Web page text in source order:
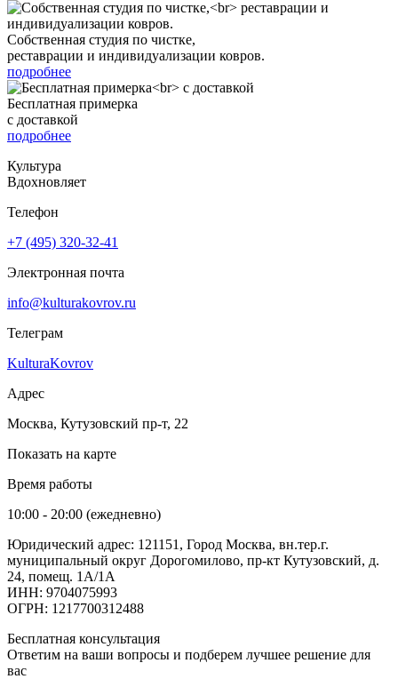
Собственная студия по чистке,
реставрации и индивидуализации ковров.
подробнее
Бесплатная примерка
с доставкой
подробнее
Культура
Вдохновляет
Телефон
+7 (495) 320-32-41
Электронная почта
info@kulturakovrov.ru
Телеграм
KulturaKovrov
Адрес
Москва, Кутузовский пр-т, 22
Показать на карте
Время работы
10:00 - 20:00 (ежедневно)
Юридический адрес: 121151, Город Москва, вн.тер.г.
муниципальный округ Дорогомилово, пр-кт Кутузовский, д.
24, помещ. 1А/1А
ИНН: 9704075993
ОГРН: 1217700312488
Бесплатная консультация
Ответим на ваши вопросы и подберем лучшее решение для
вас